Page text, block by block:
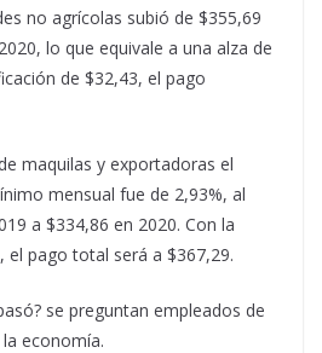
no agrícolas subió de $355,69
lo que equivale a una alza de
de $32,43, el pago
maquilas y exportadoras el
mensual fue de 2,93%, al
a $334,86 en 2020. Con la
el pago total será a $367,29.
se preguntan empleados de
economía.